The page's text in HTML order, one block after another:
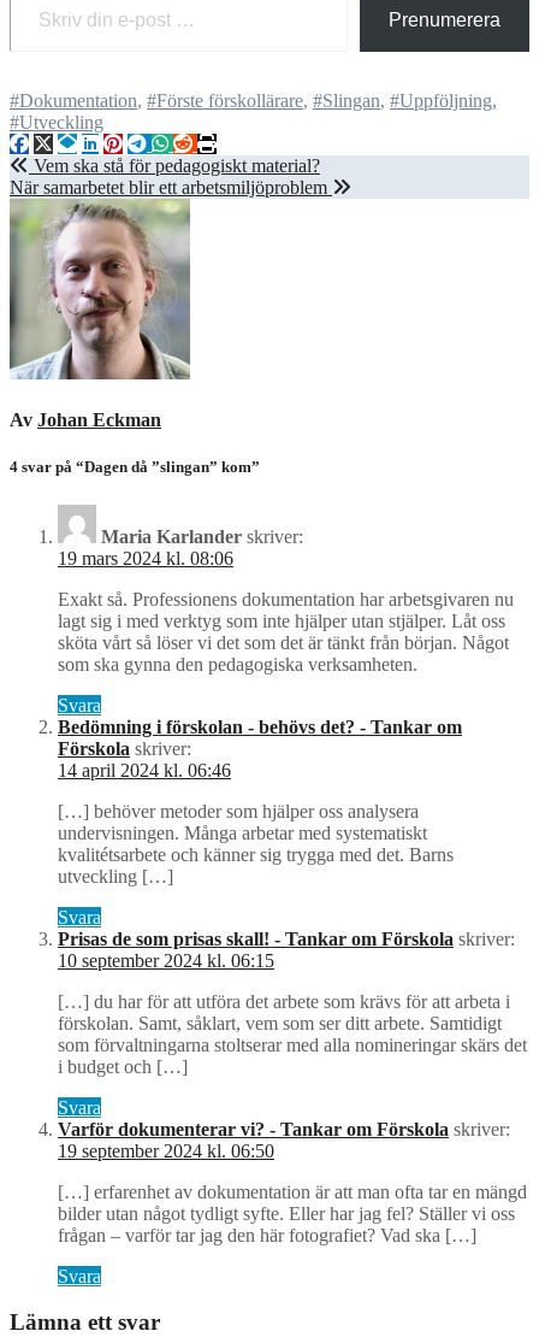
Prenumerera
#Dokumentation, #Förste förskollärare, #Slingan, #Uppföljning,
#Utveckling
Inläggsnavigering
Vem ska stå för pedagogiskt material?
När samarbetet blir ett arbetsmiljöproblem
Av Johan Eckman
4 svar på “Dagen då ”slingan” kom”
Maria Karlander skriver:
19 mars 2024 kl. 08:06
Exakt så. Professionens dokumentation har arbetsgivaren nu
lagt sig i med verktyg som inte hjälper utan stjälper. Låt oss
sköta vårt så löser vi det som det är tänkt från början. Något
som ska gynna den pedagogiska verksamheten.
Svara
Bedömning i förskolan - behövs det? - Tankar om
Förskola skriver:
14 april 2024 kl. 06:46
[…] behöver metoder som hjälper oss analysera
undervisningen. Många arbetar med systematiskt
kvalitétsarbete och känner sig trygga med det. Barns
utveckling […]
Svara
Prisas de som prisas skall! - Tankar om Förskola skriver:
10 september 2024 kl. 06:15
[…] du har för att utföra det arbete som krävs för att arbeta i
förskolan. Samt, såklart, vem som ser ditt arbete. Samtidigt
som förvaltningarna stoltserar med alla nomineringar skärs det
i budget och […]
Svara
Varför dokumenterar vi? - Tankar om Förskola skriver:
19 september 2024 kl. 06:50
[…] erfarenhet av dokumentation är att man ofta tar en mängd
bilder utan något tydligt syfte. Eller har jag fel? Ställer vi oss
frågan – varför tar jag den här fotografiet? Vad ska […]
Svara
Lämna ett svar